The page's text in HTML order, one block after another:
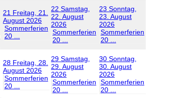
21 Freitag, 21.
August 2026
Sommerferien
20 ...
22 Samstag,
22. August
2026
Sommerferien
20 ...
23 Sonntag,
23. August
2026
Sommerferien
20 ...
28 Freitag, 28.
August 2026
Sommerferien
20 ...
29 Samstag,
29. August
2026
Sommerferien
20 ...
30 Sonntag,
30. August
2026
Sommerferien
20 ...